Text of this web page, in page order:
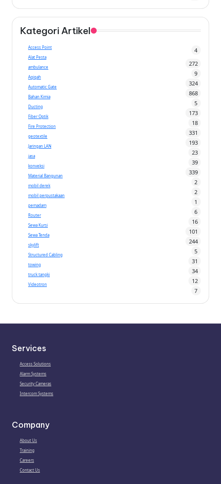
Kategori Artikel
Access Point 4
Alat Pesta
272
ambulance
9
Aqiqah
324
Automatic Gate
868
Bahan Kimia
5
Ducting
173
Fiber Optik
18
Fire Protection
331
geotextile
193
Jaringan LAN
23
jasa
39
konveksi
339
Material Bangunan
2
mobil derek
2
mobil perpustakaan
1
pemadam
6
Router
16
Sewa Kursi
101
Sewa Tenda
244
skylift
5
Structured Cabling
31
towing
34
truck tangki
12
Videotron
7
Services
Access Solutions
Alarm Systems
Security Cameras
Intercom Systems
Company
About Us
Training
Careers
Contact Us